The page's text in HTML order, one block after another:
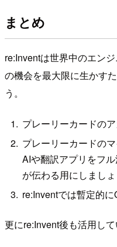
まとめ
re:Inventは世界中のエン
の機会を最大限に生かす
う。
プレーリーカードの
プレーリーカードの
AIや翻訳アプリをフ
が伝わる用にしましょ
re:Inventでは暫定的
更にre:Invent後も活用して